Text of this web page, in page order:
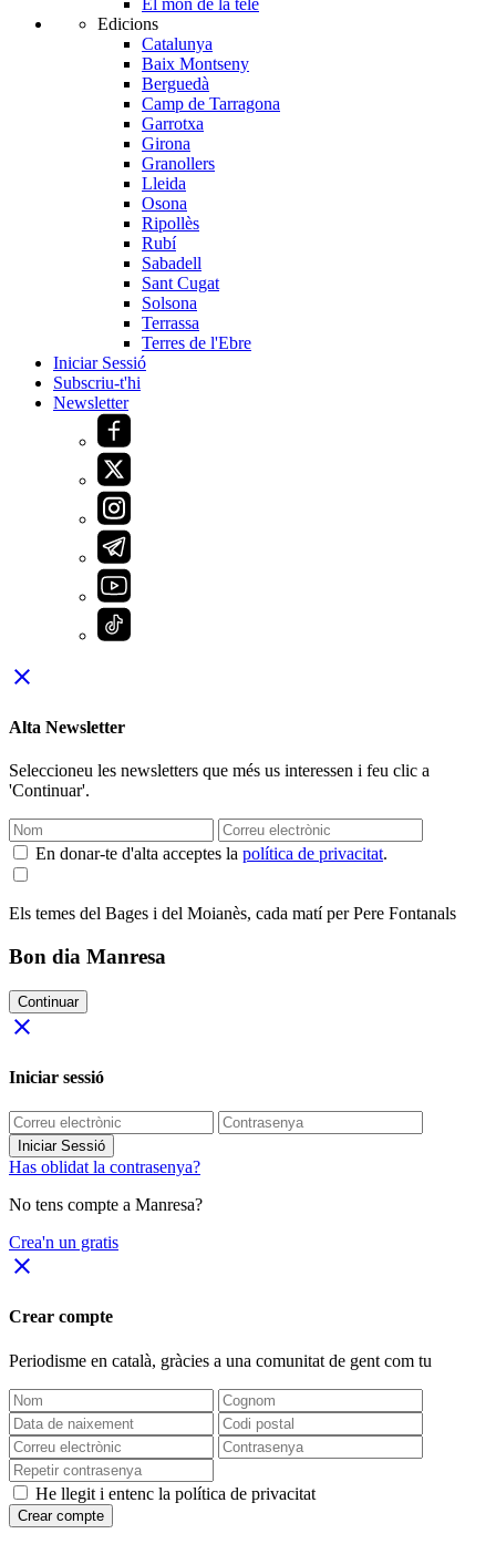
Edicions
Catalunya
Baix Montseny
Berguedà
Camp de Tarragona
Garrotxa
Girona
Granollers
Lleida
Osona
Ripollès
Rubí
Sabadell
Sant Cugat
Solsona
Terrassa
Terres de l'Ebre
Iniciar Sessió
Subscriu-t'hi
Newsletter
close
Alta Newsletter
Seleccioneu les newsletters que més us interessen i feu clic a
'Continuar'.
En donar-te d'alta acceptes la política de privacitat.
Els temes del Bages i del Moianès, cada matí per Pere Fontanals
Bon dia Manresa
Continuar
close
Iniciar sessió
Iniciar Sessió
Has oblidat la contrasenya?
No tens compte a Manresa?
Crea'n un gratis
close
Crear compte
Periodisme en català, gràcies a una comunitat de gent com tu
He llegit i entenc la política de privacitat
Crear compte